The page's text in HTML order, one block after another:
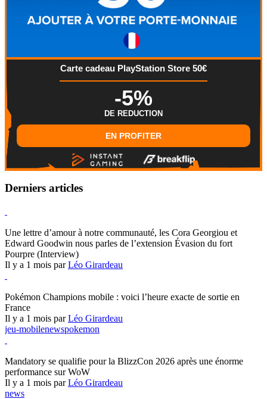
Carte cadeau PlayStation Store 50€
-5%
DE REDUCTION
EN PROFITER
Derniers articles
Une lettre d’amour à notre communauté, les Cora Georgiou et
Edward Goodwin nous parles de l’extension Évasion du fort
Pourpre (Interview)
Il y a 1 mois parLéo Girardeau
Pokémon Champions mobile : voici l’heure exacte de sortie en
France
Il y a 1 mois parLéo Girardeau
jeu-mobilenewspokemon
Mandatory se qualifie pour la BlizzCon 2026 après une énorme
performance sur WoW
Il y a 1 mois parLéo Girardeau
news